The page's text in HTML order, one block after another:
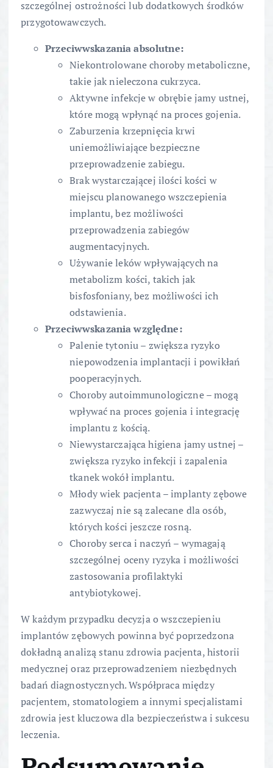
szczególnej ostrożności lub dodatkowych środków
przygotowawczych.
Przeciwwskazania absolutne:
Niekontrolowane choroby metaboliczne,
takie jak nieleczona cukrzyca.
Aktywne infekcje w obrębie jamy ustnej,
które mogą wpłynąć na proces gojenia.
Zaburzenia krzepnięcia krwi
uniemożliwiające bezpieczne
przeprowadzenie zabiegu.
Brak wystarczającej ilości kości w
miejscu planowanego wszczepienia
implantu, bez możliwości
przeprowadzenia zabiegów
augmentacyjnych.
Używanie leków wpływających na
metabolizm kości, takich jak
bisfosfoniany, bez możliwości ich
odstawienia.
Przeciwwskazania względne:
Palenie tytoniu – zwiększa ryzyko
niepowodzenia implantacji i powikłań
pooperacyjnych.
Choroby autoimmunologiczne – mogą
wpływać na proces gojenia i integrację
implantu z kością.
Niewystarczająca higiena jamy ustnej –
zwiększa ryzyko infekcji i zapalenia
tkanek wokół implantu.
Młody wiek pacjenta – implanty zębowe
zazwyczaj nie są zalecane dla osób,
których kości jeszcze rosną.
Choroby serca i naczyń – wymagają
szczególnej oceny ryzyka i możliwości
zastosowania profilaktyki
antybiotykowej.
W każdym przypadku decyzja o wszczepieniu
implantów zębowych powinna być poprzedzona
dokładną analizą stanu zdrowia pacjenta, historii
medycznej oraz przeprowadzeniem niezbędnych
badań diagnostycznych. Współpraca między
pacjentem, stomatologiem a innymi specjalistami
zdrowia jest kluczowa dla bezpieczeństwa i sukcesu
leczenia.